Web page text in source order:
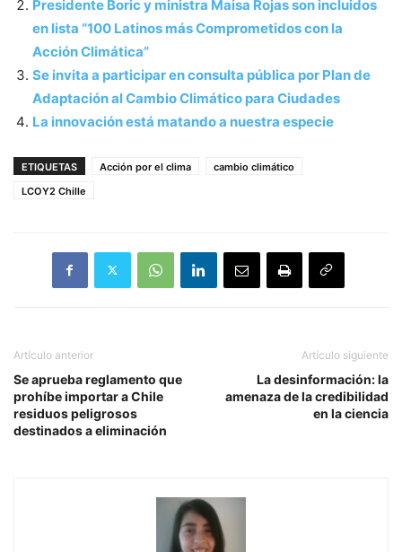
Presidente Boric y ministra Maisa Rojas son incluidos
en lista “100 Latinos más Comprometidos con la
Acción Climática”
Se invita a participar en consulta pública por Plan de
Adaptación al Cambio Climático para Ciudades
La innovación está matando a nuestra especie
ETIQUETAS Acción por el clima
cambio climático
LCOY2 Chille
Artículo anterior
Se aprueba reglamento que
prohíbe importar a Chile
residuos peligrosos
destinados a eliminación
Artículo siguiente
La desinformación: la
amenaza de la credibilidad
en la ciencia